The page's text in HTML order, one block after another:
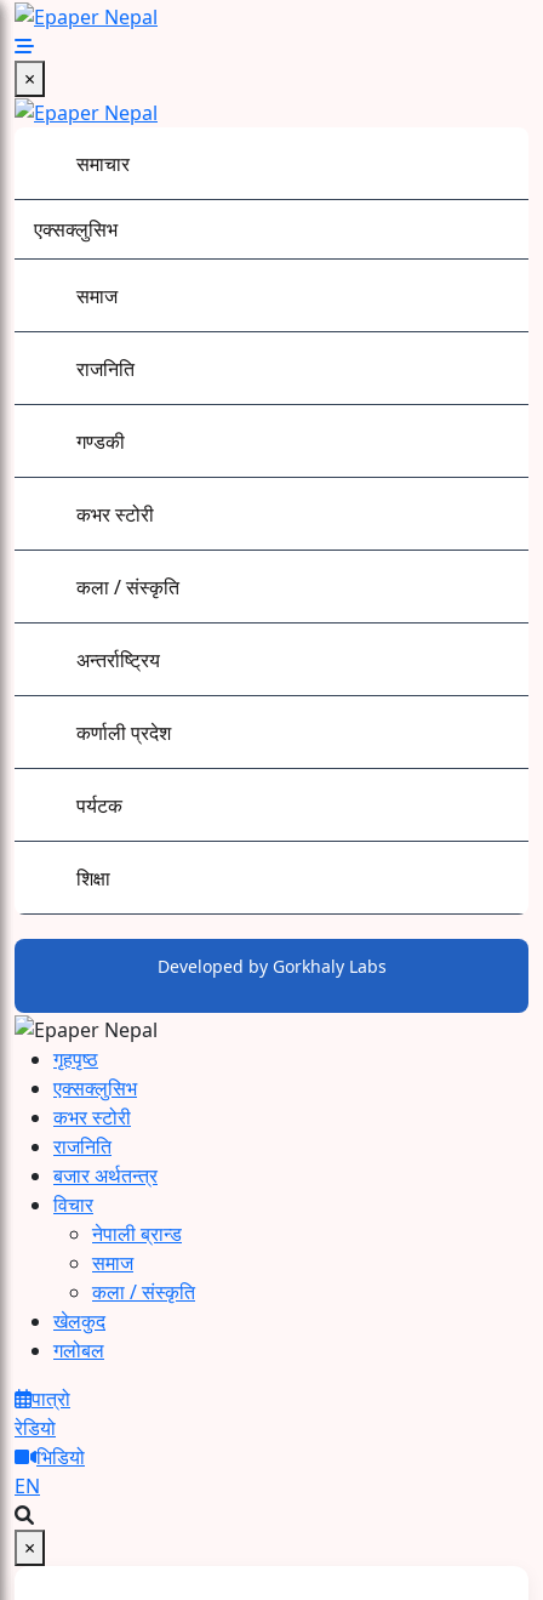
Skip
to
content
Epaper Nepal
×
समाचार
एक्सक्लुसिभ
समाज
राजनिति
गण्डकी
कभर स्टोरी
कला / संस्कृति
अन्तर्राष्ट्रिय
कर्णाली प्रदेश
पर्यटक
शिक्षा
Developed by Gorkhaly Labs
गृहपृष्ठ
एक्सक्लुसिभ
कभर स्टोरी
राजनिति
बजार अर्थतन्त्र
विचार
नेपाली ब्रान्ड
समाज
कला / संस्कृति
खेलकुद
गलोबल
पात्रो
रेडियो
भिडियो
EN
×